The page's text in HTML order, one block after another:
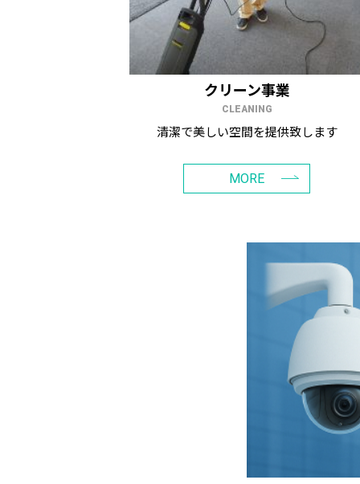
クリーン事業
CLEANING
清潔で美しい空間を提供致します
MORE